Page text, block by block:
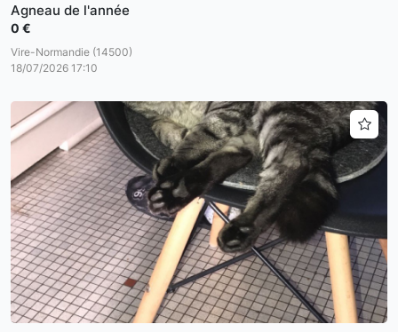
Agneau de l'année
0 €
Vire-Normandie (14500)
18/07/2026 17:10